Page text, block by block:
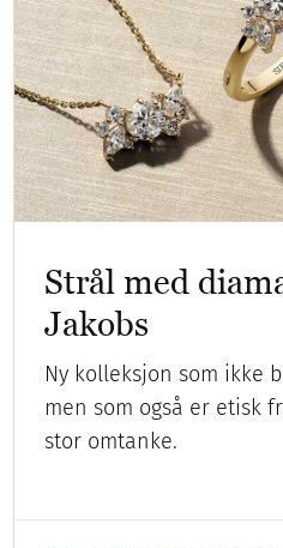
Strål med
Jakobs
Ny kolleksjon som ikke
men som også er etisk
stor omtanke.